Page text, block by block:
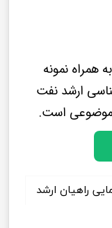
همراه نمونه
ارشد نفت
موضوعی است.
راهیان ارشد